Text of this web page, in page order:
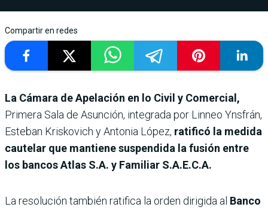
Compartir en redes
La Cámara de Apelación en lo Civil y Comercial,
Primera Sala de Asunción, integrada por Linneo Ynsfrán,
Esteban Kriskovich y Antonia López, ratificó la medida
cautelar que mantiene suspendida la fusión entre
los bancos Atlas S.A. y Familiar S.A.E.C.A.
La resolución también ratifica la orden dirigida al Banco